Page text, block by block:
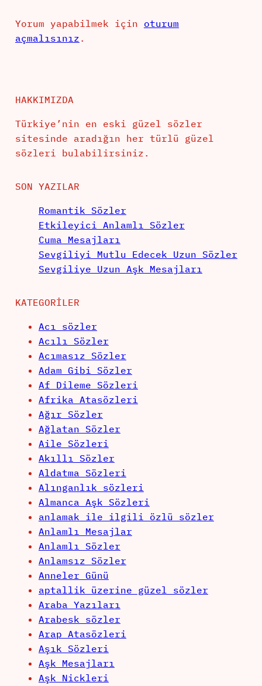
Yorum yapabilmek için oturum
açmalısınız .
HAKKIMIZDA
Türkiye’nin en eski güzel sözler
sitesinde aradığın her türlü güzel
sözleri bulabilirsiniz.
SON YAZILAR
Romantik Sözler
Etkileyici Anlamlı Sözler
Cuma Mesajları
Sevgiliyi Mutlu Edecek Uzun Sözler
Sevgiliye Uzun Aşk Mesajları
KATEGORILER
Acı sözler
Acılı Sözler
Acımasız Sözler
Adam Gibi Sözler
Af Dileme Sözleri
Afrika Atasözleri
Ağır Sözler
Ağlatan Sözler
Aile Sözleri
Akıllı Sözler
Aldatma Sözleri
Alınganlık sözleri
Almanca Aşk Sözleri
anlamak ile ilgili özlü sözler
Anlamlı Mesajlar
Anlamlı Sözler
Anlamsız Sözler
Anneler Günü
aptallik üzerine güzel sözler
Araba Yazıları
Arabesk sözler
Arap Atasözleri
Aşık Sözleri
Aşk Mesajları
Aşk Nickleri